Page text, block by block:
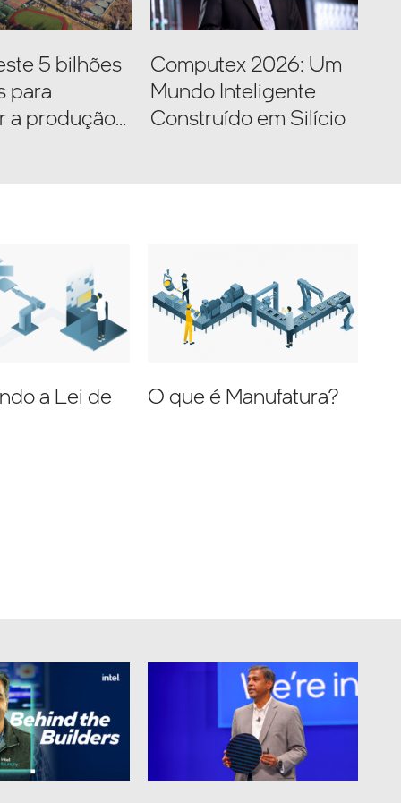
5 bilhões
para
a produção
Computex 2026: Um
Mundo Inteligente
Construído em Silício
a Lei de
O que é Manufatura?